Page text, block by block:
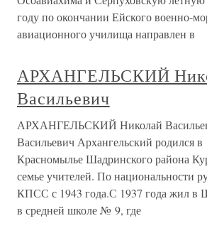
году по окончании Ейского военно-
авиационного училища направлен в
АРХАНГЕЛЬСКИЙ
Васильевич
АРХАНГЕЛЬСКИЙ Николай
Васильевич Архангельский родился в
Красномылье Шадринского района
семье учителей. По национальности
КПСС с 1943 года.С 1937 года жил в
в средней школе № 9, где